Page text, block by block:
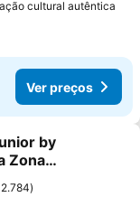
cultural autêntica
Ver preços
favoritos
by
Zona
2.784